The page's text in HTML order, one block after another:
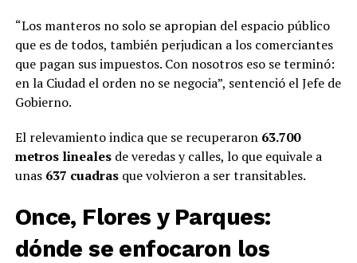
“Los manteros no solo se apropian del espacio público
que es de todos, también perjudican a los comerciantes
que pagan sus impuestos. Con nosotros eso se terminó:
en la Ciudad el orden no se negocia”, sentenció el Jefe de
Gobierno.
El relevamiento indica que se recuperaron 63.700
metros linealesde veredas y calles, lo que equivale a
unas 637 cuadrasque volvieron a ser transitables.
Once, Flores y Parques:
dónde se enfocaron los